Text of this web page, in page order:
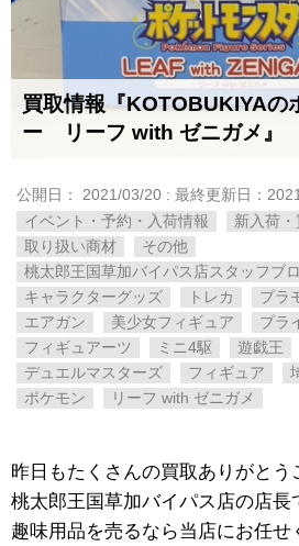
買取情報『KOTOBUKIYAの
ー リーフ ​with ​ゼニガメ』
公開日： 2021/03/20 : 最終更新日：
イベント・予約・入荷情報
新入荷
取り扱い商材
その他
桃太郎王国草加バイパス店スタッフブ
キャラクターグッズ
トレカ プラ
エアガン
美少女フィギュア プラ
フィギュアーツ
ミニ4駆 遊戯王
デュエルマスターズ
フィギュア
ポケモン
リーフ ​with ​ゼニガメ
昨日もたくさんの買取ありがとう
桃太郎王国草加バイパス店の店長
趣味用品を売るなら当店にお任せ